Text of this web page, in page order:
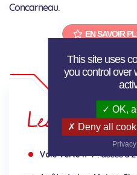
Concarneau.
EN SAVOIR
Les atouts
Voie verte n°7: accès à
This site uses
you control over
OK,
Deny all